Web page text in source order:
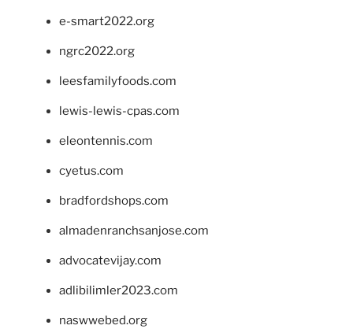
e-smart2022.org
ngrc2022.org
leesfamilyfoods.com
lewis-lewis-cpas.com
eleontennis.com
cyetus.com
bradfordshops.com
almadenranchsanjose.com
advocatevijay.com
adlibilimler2023.com
naswwebed.org